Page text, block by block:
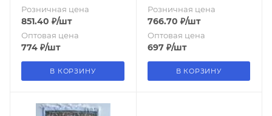
Розничная цена
851.40 ₽/шт
Оптовая цена
774 ₽/шт
В КОРЗИНУ
Розничная цена
766.70 ₽/шт
Оптовая цена
697₽/шт
В КОРЗИНУ